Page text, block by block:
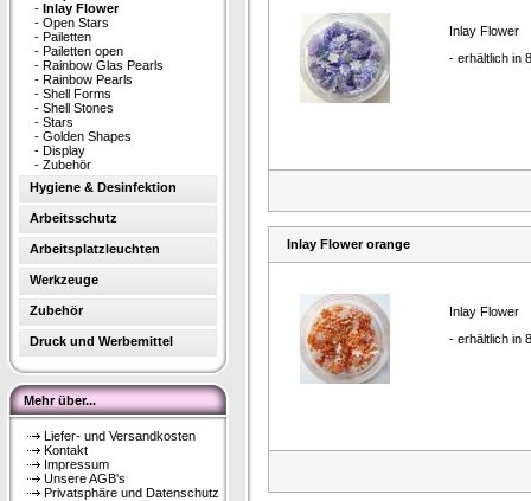
- Inlay Flower
- Open Stars
- Pailetten
- Pailetten open
- Rainbow Glas Pearls
- Rainbow Pearls
- Shell Forms
- Shell Stones
- Stars
- Golden Shapes
- Display
- Zubehör
Hygiene & Desinfektion
Arbeitsschutz
Arbeitsplatzleuchten
Werkzeuge
Zubehör
Druck und Werbemittel
Mehr über...
Liefer- und Versandkosten
Kontakt
Impressum
Unsere AGB's
Privatsphäre und Datenschutz
Inlay Flower
- erhältlich in
Inlay Flower orange
Inlay Flower
- erhältlich in